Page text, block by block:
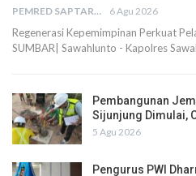
PEMRED SAPTARIUS 6 Agu 2026
Regenerasi Kepemimpinan Perkuat
SUMBAR| Sawahlunto - Kapolres
Pembangunan
Sijunjung Dimulai,
5 Agu 2026
Pengurus PWI